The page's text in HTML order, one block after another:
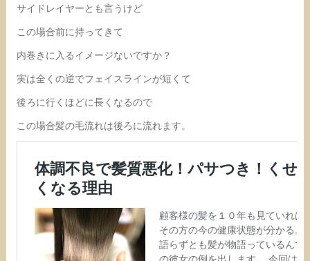
サイドレイヤーとも言うけど
この場合前に持ってきて
内巻きに入るイメージないですか？
実は全くの逆でフェイスラインが短くて
後ろに行くほどに長くなるので
この場合髪の毛流れは後ろに流れます。